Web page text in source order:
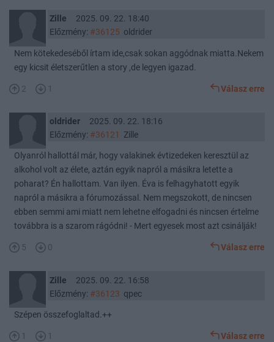
Zille
2025. 09. 22. 18:40
Előzmény: #36125 oldrider
Nem kötekedeséből írtam ide,csak sokan aggódnak miatta.Nekem
egy kicsit életszerűtlen a story ,de legyen igazad.
2 1 Válasz erre
oldrider
2025. 09. 22. 18:16
Előzmény: #36121 Zille
Olyanról hallottál már, hogy valakinek évtizedeken keresztül az
alkohol volt az élete, aztán egyik napról a másikra letette a
poharat? Én hallottam. Van ilyen. Éva is felhagyhatott egyik
napról a másikra a fórumozással. Nem megszokott, de nincsen
ebben semmi ami miatt nem lehetne elfogadni és nincsen értelme
továbbra is a szarom rágódni! - Mert egyesek most azt csinálják!
5 0 Válasz erre
Zille
2025. 09. 22. 16:58
Előzmény: #36123 qpec
Szépen összefoglaltad.++
1 1 Válasz erre